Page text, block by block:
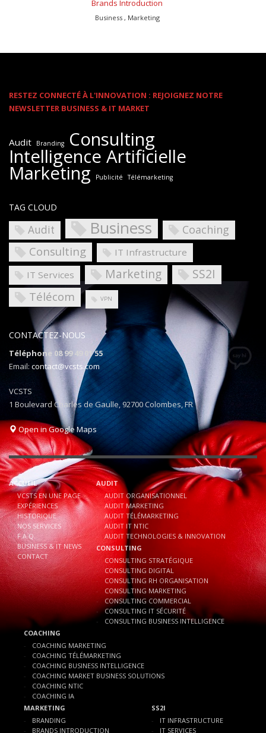
Brands Introduction
Business , Marketing
RESTEZ CONNECTÉ À L'INNOVATION : REJOIGNEZ NOTRE
NEWSLETTER BUSINESS & IT MARKET
Audit Branding Consulting
Intelligence Artificielle
Marketing Publicité Télémarketing
TAG CLOUD
Audit Business Coaching
Consulting
IT Infrastructure
IT Services
Marketing SS2I
Télécom VPN
CONTACTEZ-NOUS
Téléphone 08 99 49 01 55
Email: contact@vcsts.com
VCSTS
1 Boulevard Charles de Gaulle, 92700 Colombes, FR
Open in Google Maps
ACCUEIL
VCSTS EN UNE PAGE
EXPÉRIENCES
HISTORIQUE
NOS SERVICES
F.A.Q.
BUSINESS & IT NEWS
CONTACT
AUDIT
AUDIT ORGANISATIONNEL
AUDIT MARKETING
AUDIT TÉLÉMARKETING
AUDIT IT NTIC
AUDIT TECHNOLOGIES & INNOVATION
CONSULTING
CONSULTING STRATÉGIQUE
CONSULTING DIGITAL
CONSULTING RH ORGANISATION
CONSULTING MARKETING
CONSULTING COMMERCIAL
CONSULTING IT SÉCURITÉ
CONSULTING BUSINESS INTELLIGENCE
COACHING
COACHING MARKETING
COACHING TÉLÉMARKETING
COACHING BUSINESS INTELLIGENCE
COACHING MARKET BUSINESS SOLUTIONS
COACHING NTIC
COACHING IA
MARKETING
BRANDING
BRANDS INTRODUCTION
SS2I
IT INFRASTRUCTURE
IT SERVICES